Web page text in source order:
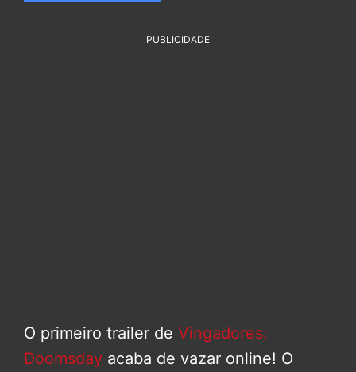
PUBLICIDADE
O primeiro trailer de Vingadores:
Doomsday acaba de vazar online! O